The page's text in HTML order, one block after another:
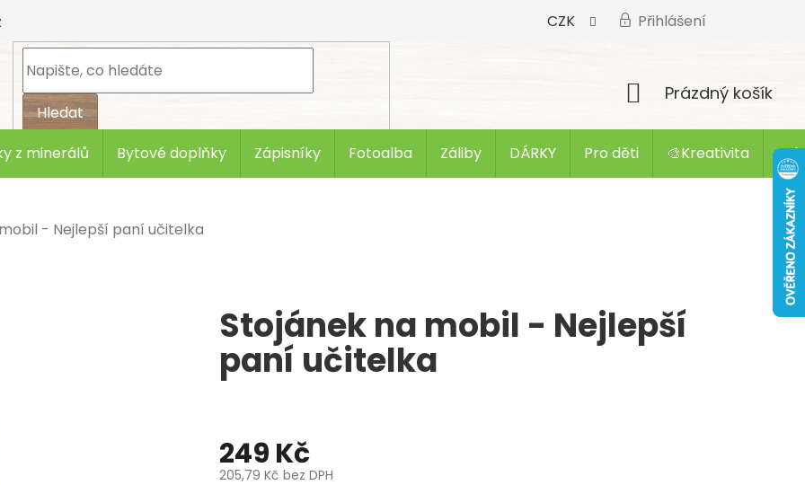
CZK Přihlášení
Hledat
Nákupní
Prázdný košík
z minerálů Bytové doplňky Zápisníky Fotoalba Záliby DÁRKY Pro děti 🎨Kreativita
- Nejlepší paní učitelka
Stojánek na mobil - Nejlepší
paní učitelka
249 Kč
205,79 Kč bez DPH